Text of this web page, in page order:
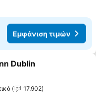
Εμφάνιση τιμών
στα αγαπημένα
Dublin
17.902